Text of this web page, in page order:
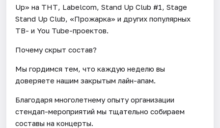
Up» на ТНТ, Labelcom, Stand Up Club #1, Stage
Stand Up Club, «Прожарка» и других популярных
ТВ- и You Tube-проектов.
Почему скрыт состав?
Мы гордимся тем, что каждую неделю вы
доверяете нашим закрытым лайн-апам.
Благодаря многолетнему опыту организации
стендап-мероприятий мы тщательно собираем
составы на концерты.